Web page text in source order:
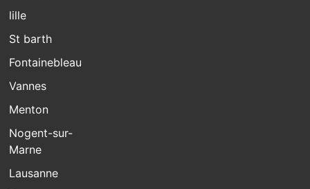
lille
St barth
Fontainebleau
Vannes
Menton
Nogent-sur-
Marne
Lausanne